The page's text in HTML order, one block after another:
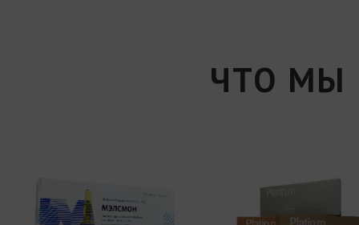
ЧТО МЫ